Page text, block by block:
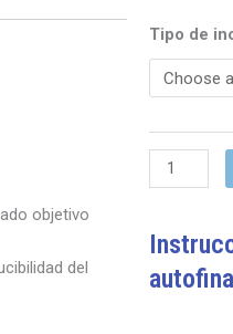
objetivo
del
Tipo de
Estrategias
de
Gestión
quantity